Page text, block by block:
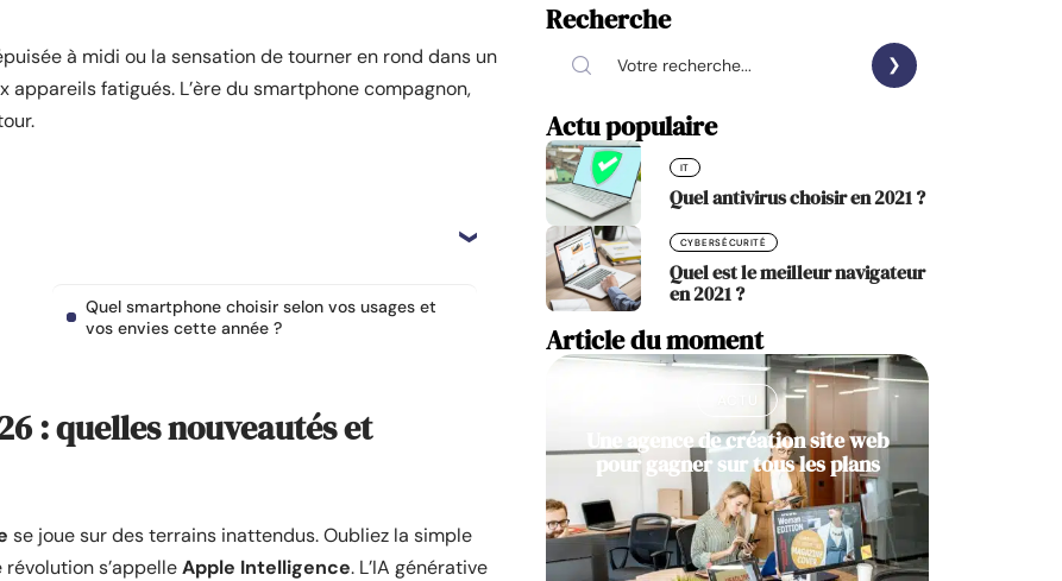
à midi ou la sensation de tourner en rond dans un
fatigués. L’ère du smartphone compagnon,
Quel smartphone choisir selon vos usages et
vos envies cette année ?
: quelles nouveautés et
se joue sur des terrains inattendus. Oubliez la simple
s’appelleApple Intelligence. L’IA générative
Recherche
Actu populaire
IT
Quel antivirus choisir en 2021 ?
CYBERSÉCURITÉ
Quel est le meilleur navigateur
en 2021 ?
Article du moment
Une agence de création site web
pour gagner sur tous les plans